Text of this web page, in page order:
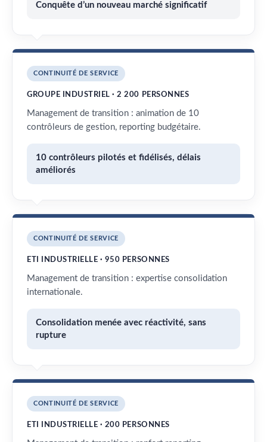
Conquête d’un nouveau marché significatif
CONTINUITÉ DE SERVICE
GROUPE INDUSTRIEL · 2 200 PERSONNES
Management de transition : animation de 10
contrôleurs de gestion, reporting budgétaire.
10 contrôleurs pilotés et fidélisés, délais
améliorés
CONTINUITÉ DE SERVICE
ETI INDUSTRIELLE · 950 PERSONNES
Management de transition : expertise consolidation
internationale.
Consolidation menée avec réactivité, sans
rupture
CONTINUITÉ DE SERVICE
ETI INDUSTRIELLE · 200 PERSONNES